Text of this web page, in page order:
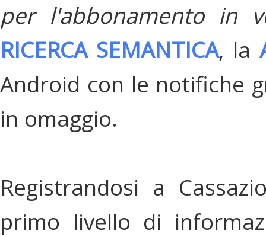
per l'abbonamento in
RICERCA SEMANTICA, la
Android con le notifiche
in omaggio.
Registrandosi a
primo livello di